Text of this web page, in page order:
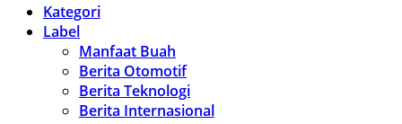
Kategori
Label
Manfaat Buah
Berita Otomotif
Berita Teknologi
Berita Internasional